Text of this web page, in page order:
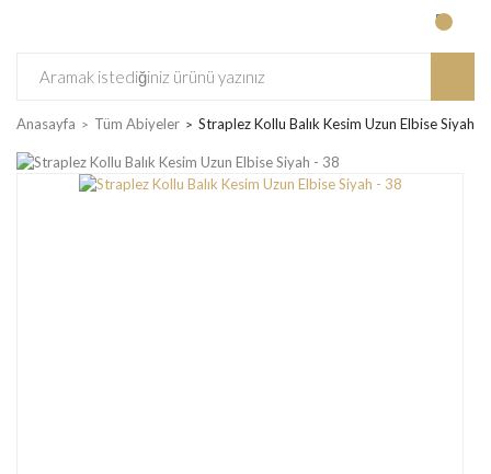
Anasayfa Tüm Abiyeler Straplez Kollu Balık Kesim Uzun Elbise Siyah -